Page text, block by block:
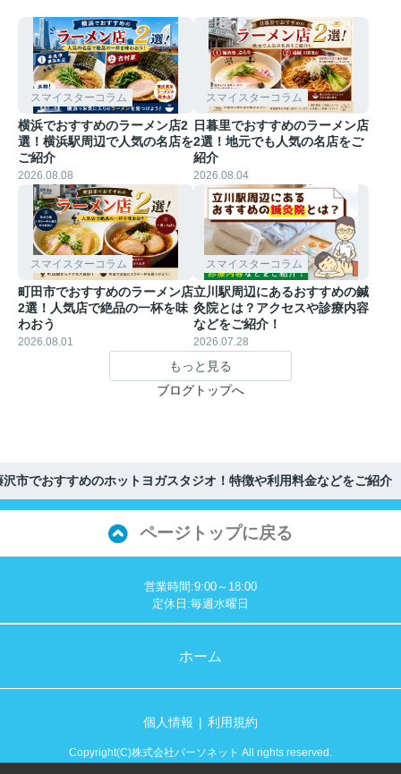
スマイスターコラム
横浜でおすすめのラーメン店2
選！横浜駅周辺で人気の名店を
ご紹介
2026.08.08
スマイスターコラム
日暮里でおすすめのラーメン店
2選！地元でも人気の名店をご
紹介
2026.08.04
スマイスターコラム
町田市でおすすめのラーメン店
2選！人気店で絶品の一杯を味
わおう
2026.08.01
スマイスターコラム
立川駅周辺にあるおすすめの鍼
灸院とは？アクセスや診療内容
などをご紹介！
2026.07.28
もっと見る
ブログトップへ
沢市でおすすめのホットヨガスタジオ！特徴や利用料金などをご紹介
ページトップに戻る
営業時間:9:00～18:00
定休日:毎週水曜日
ホーム
個人情報 利用規約
Copyright(C)株式会社パーソネット All rights reserved.